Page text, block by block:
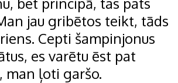
jau gribētos teikt, tāds
Cepti šampinjonus
es varētu ēst pat
man ļoti garšo.